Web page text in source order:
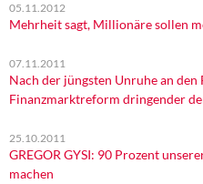
05.11.2012
Mehrheit sagt, Millionäre sollen
07.11.2011
Nach der jüngsten Unruhe an
Finanzmarktreform dringender
25.10.2011
GREGOR GYSI: 90 Prozent
machen